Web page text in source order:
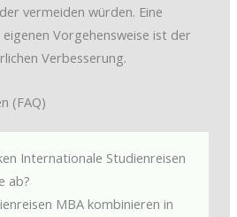
vermeiden würden. Eine
Vorgehensweise ist der
Verbesserung.
(FAQ)
Internationale Studienreisen
ab?
MBA kombinieren in